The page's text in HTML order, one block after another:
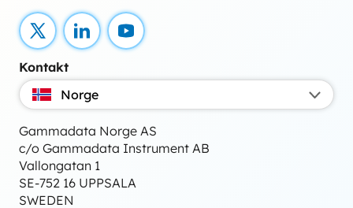
X LinkedInYouTube
Kontakt
Norge
Gammadata Norge AS
c/o Gammadata Instrument AB
Vallongatan 1
SE-752 16 UPPSALA
SWEDEN